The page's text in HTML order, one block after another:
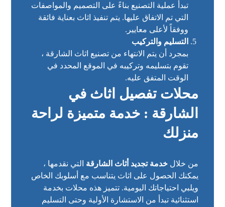
تبدأ عملية التصنيع بناءً على التصميم والمواصفات
التي تم الاتفاق عليها. يتم تنفيذ اثاث بعناية فائقة
ووفقاً لأعلى معايير.
التسليم والتركيب
بمجرد أن يتم الانتهاء من تصنيع اثاث الشارقة ،
تقوم بتسليمه وتركيبه في الموقع المحدد في
الوقت المتفق عليه.
محلات تفصيل اثاث في
الشارقة : خدمة متميزة لراحة
منزلك
من خلالخدمة تجديد أثاث الشارقة التي نقدمها ،
يمكنك الحصول على اثاث يتناسب مع أسلوبك الخاص
ويلبي احتياجاتك اليومية. تتميز هذه محلات بخدمة
استثنائية تبدأ من الاستشارة الأولية وحتى التسليم